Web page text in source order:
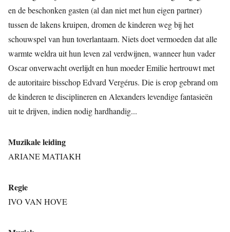
en de beschonken gasten (al dan niet met hun eigen partner)
tussen de lakens kruipen, dromen de kinderen weg bij het
schouwspel van hun toverlantaarn. Niets doet vermoeden dat alle
warmte weldra uit hun leven zal verdwijnen, wanneer hun vader
Oscar onverwacht overlijdt en hun moeder Emilie hertrouwt met
de autoritaire bisschop Edvard Vergérus. Die is erop gebrand om
de kinderen te disciplineren en Alexanders levendige fantasieën
uit te drijven, indien nodig hardhandig...
Muzikale leiding
ARIANE MATIAKH
Regie
IVO VAN HOVE